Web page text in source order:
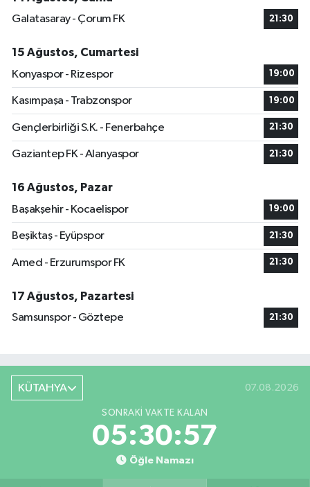
Galatasaray - Çorum FK
21:30
15 Ağustos, Cumartesi
Konyaspor - Rizespor
19:00
Kasımpaşa - Trabzonspor 19:00
Gençlerbirliği S.K. - Fenerbahçe 21:30
Gaziantep FK - Alanyaspor 21:30
16 Ağustos, Pazar
Başakşehir - Kocaelispor
19:00
Beşiktaş - Eyüpspor 21:30
Amed - Erzurumspor FK 21:30
17 Ağustos, Pazartesi
Samsunspor - Göztepe
21:30
KÜTAHYA 07.08.2026
SONRAKI VAKTE KALAN
05:30:56
Öğle Namazı